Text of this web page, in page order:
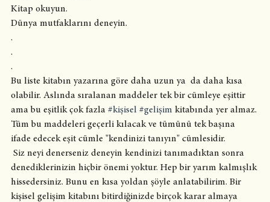
Kitap okuyun.
Dünya mutfaklarını deneyin.
.
.
.
Bu liste kitabın yazarına göre daha uzun ya  da daha kısa
olabilir. Aslında sıralanan maddeler tek bir cümleye eşittir
ama bu eşitlik çok fazla #kişisel #gelişim kitabında yer almaz.
Tüm bu maddeleri geçerli kılacak ve tümünü tek başına
ifade edecek eşit cümle "kendinizi tanıyın" cümlesidir.
denediklerinizin hiçbir önemi yoktur. Hep bir yarım kalmışlık
hissedersiniz. Bunu en kısa yoldan şöyle anlatabilirim. Bir
kişisel gelişim kitabını bitirdiğinizde birçok karar almaya